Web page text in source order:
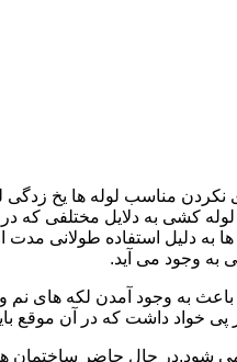
مناسب لوله ها یخ زدگی
کشی به دلایل مختلفی که
دلیل استفاده طولانی
به وجود می آید.
به وجود آمدن لکه های
خواد داشت که در آن موقع
می شود.در حال حاضر